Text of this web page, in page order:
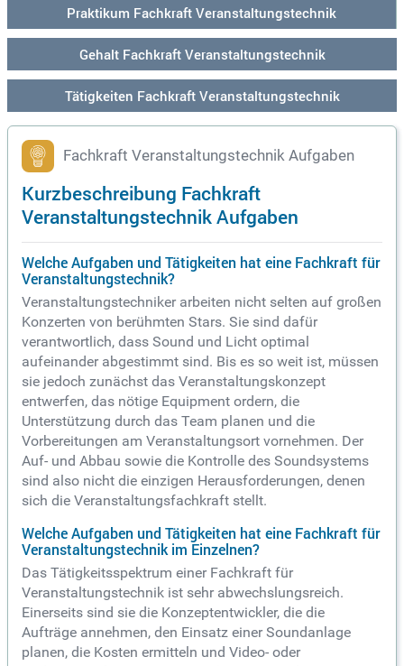
Praktikum Fachkraft Veranstaltungstechnik
Gehalt Fachkraft Veranstaltungstechnik
Tätigkeiten Fachkraft Veranstaltungstechnik
Fachkraft Veranstaltungstechnik Aufgaben
Kurzbeschreibung Fachkraft
Veranstaltungstechnik Aufgaben
Welche Aufgaben und Tätigkeiten hat eine Fachkraft für
Veranstaltungstechnik?
Veranstaltungstechniker arbeiten nicht selten auf großen
Konzerten von berühmten Stars. Sie sind dafür
verantwortlich, dass Sound und Licht optimal
aufeinander abgestimmt sind. Bis es so weit ist, müssen
sie jedoch zunächst das Veranstaltungskonzept
entwerfen, das nötige Equipment ordern, die
Unterstützung durch das Team planen und die
Vorbereitungen am Veranstaltungsort vornehmen. Der
Auf- und Abbau sowie die Kontrolle des Soundsystems
sind also nicht die einzigen Herausforderungen, denen
sich die Veranstaltungsfachkraft stellt.
Welche Aufgaben und Tätigkeiten hat eine Fachkraft für
Veranstaltungstechnik im Einzelnen?
Das Tätigkeitsspektrum einer Fachkraft für
Veranstaltungstechnik ist sehr abwechslungsreich.
Einerseits sind sie die Konzeptentwickler, die die
Aufträge annehmen, den Einsatz einer Soundanlage
planen, die Kosten ermitteln und Video- oder